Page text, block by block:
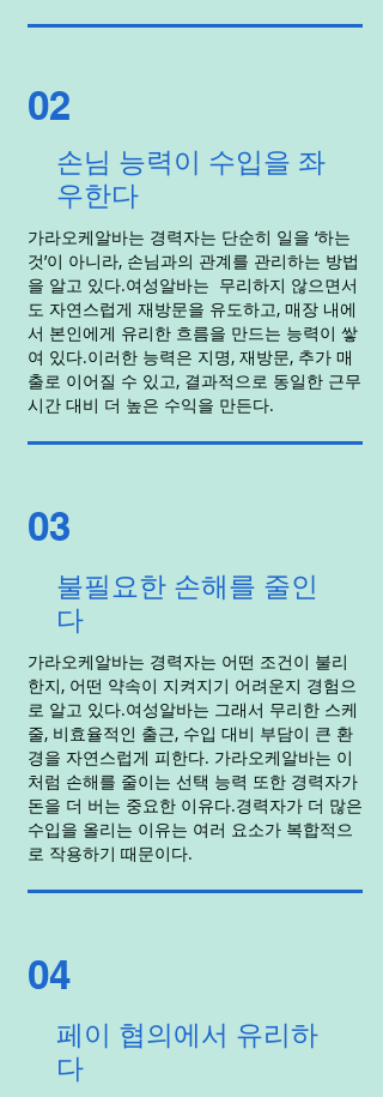
02
손님 능력이 수입을 좌
우한다
가라오케알바는 경력자는 단순히 일을 ‘하는
것’이 아니라, 손님과의 관계를 관리하는 방법
을 알고 있다.여성알바는 무리하지 않으면서
도 자연스럽게 재방문을 유도하고, 매장 내에
서 본인에게 유리한 흐름을 만드는 능력이 쌓
여 있다.이러한 능력은 지명, 재방문, 추가 매
출로 이어질 수 있고, 결과적으로 동일한 근무
시간 대비 더 높은 수익을 만든다.
03
불필요한 손해를 줄인
다
가라오케알바는 경력자는 어떤 조건이 불리
한지, 어떤 약속이 지켜지기 어려운지 경험으
로 알고 있다.여성알바는 그래서 무리한 스케
줄, 비효율적인 출근, 수입 대비 부담이 큰 환
경을 자연스럽게 피한다. 가라오케알바는 이
처럼 손해를 줄이는 선택 능력 또한 경력자가
돈을 더 버는 중요한 이유다.경력자가 더 많은
수입을 올리는 이유는 여러 요소가 복합적으
로 작용하기 때문이다.
04
페이 협의에서 유리하
다